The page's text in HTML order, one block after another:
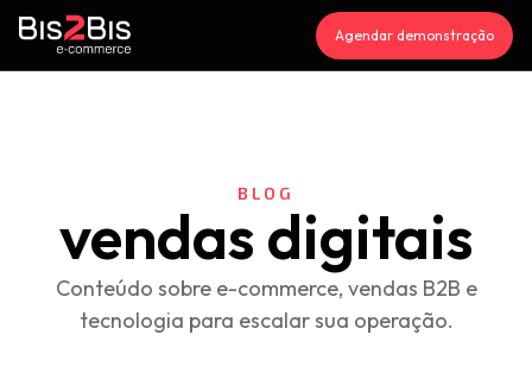
Agendar demonstração
BLOG
vendas digitais
Conteúdo sobre e-commerce, vendas B2B e
tecnologia para escalar sua operação.